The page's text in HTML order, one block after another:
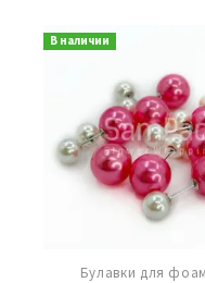
В наличии
Булавки для